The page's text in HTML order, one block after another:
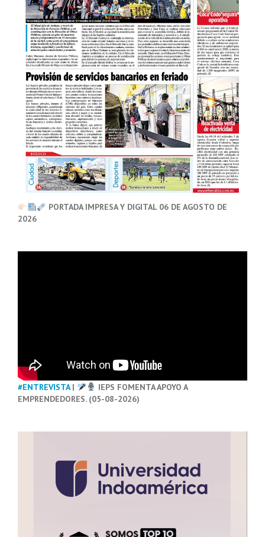
PORTADA IMPRESA Y DIGITAL 06 DE AGOSTO DE
2026
#ENTREVISTA|
IEPS FOMENTA APOYO A
EMPRENDEDORES. (05-08-2026)